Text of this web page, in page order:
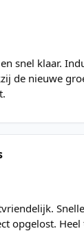
snel klaar.
de nieuwe
opgelost. Heel